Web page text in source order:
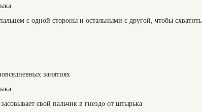
с одной стороны и остальными с другой, чтобы схватить
занятиях
свой пальчик в гнездо от штырька